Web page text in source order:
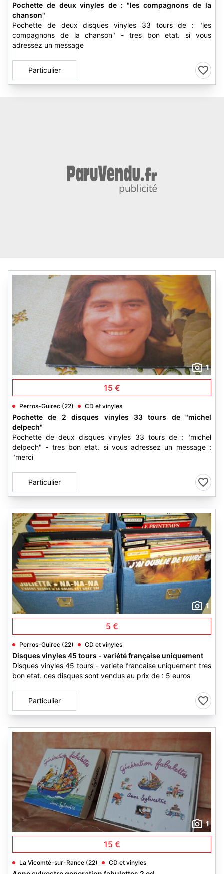
Pochette de deux vinyles de : "les compagnons de la
chanson"
Pochette de deux disques vinyles 33 tours de : "les
compagnons de la chanson" - tres bon etat. si vous
adressez un message
Particulier
1
15 €
Perros-Guirec (22) CD et vinyles
Pochette de 2 disques vinyles 33 tours de "michel
delpech"
Pochette de deux disques vinyles 33 tours de : "michel
delpech" - tres bon etat. si vous adressez un message :
"merci
Particulier
1
5 €
Perros-Guirec (22) CD et vinyles
Disques vinyles 45 tours - variété française uniquement
Disques vinyles 45 tours - variete francaise uniquement tres
bon etat. ces disques sont vendus au prix de : 5 euros
Particulier
1
15 €
La Vicomté-sur-Rance (22) CD et vinyles